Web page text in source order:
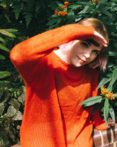
POSTPUNK
LO-
FI
GARAGE
EXPERIMENTAL
SYNTHPOP
PUNK
SHOEGAZE
SOUL
BEDROOM
R&B